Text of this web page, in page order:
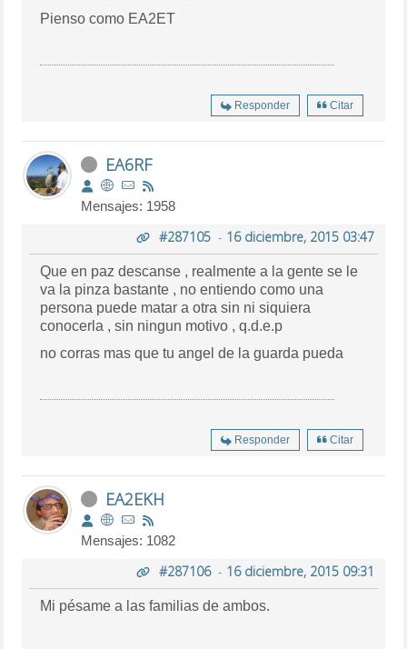
Pienso como EA2ET
Responder Citar
EA6RF
Mensajes: 1958
#287105- 16 diciembre, 2015 03:47
Que en paz descanse , realmente a la gente se le
va la pinza bastante , no entiendo como una
persona puede matar a otra sin ni siquiera
conocerla , sin ningun motivo , q.d.e.p
no corras mas que tu angel de la guarda pueda
Responder Citar
EA2EKH
Mensajes: 1082
#287106- 16 diciembre, 2015 09:31
Mi pésame a las familias de ambos.